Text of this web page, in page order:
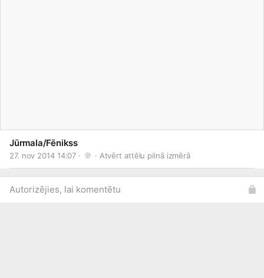
Jūrmala/Fēnikss
27. nov 2014 14:07 · · Atvērt attēlu pilnā izmērā
Autorizējies, lai komentētu